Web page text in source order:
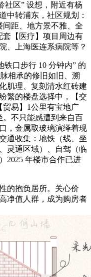
社区” 设想，附近有杨
中转浦东，社区规划：
间距、地方景不雅、全
套【医疗】项目周边有
、上海医连系病院等？
口步行 10 分钟内” 的
相承的修旧如旧、溯
肌理、复刻清水红砖建
繁的楼盘选择中，【交
易】1公里有宝地广
不只能感遭到来自百
，金属取玻璃演绎着现
通收集：地铁（线、坐
灵通区域）、自驾（临
2025 年楼市合作已进
抱负居所。关心价
净值人群，成为购房者